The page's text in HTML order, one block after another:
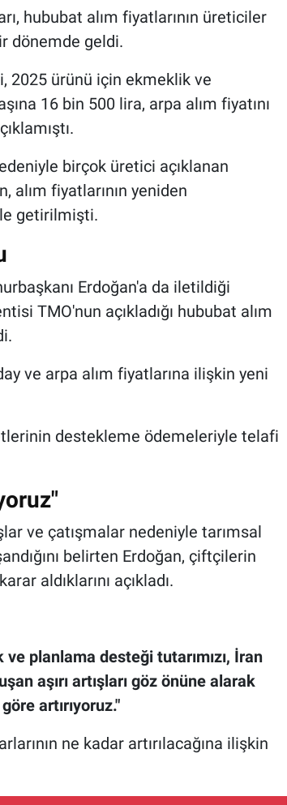
hububat alım fiyatlarının üreticiler
dönemde geldi.
2025 ürünü için ekmeklik ve
16 bin 500 lira, arpa alım fiyatını
birçok üretici açıklanan
alım fiyatlarının yeniden
getirilmişti.
Erdoğan'a da iletildiği
TMO'nun açıkladığı hububat alım
ve arpa alım fiyatlarına ilişkin yeni
destekleme ödemeleriyle telafi
ve çatışmalar nedeniyle tarımsal
belirten Erdoğan, çiftçilerin
aldıklarını açıkladı.
ve planlama desteği tutarımızı, İran
aşırı artışları göz önüne alarak
artırıyoruz."
ne kadar artırılacağına ilişkin